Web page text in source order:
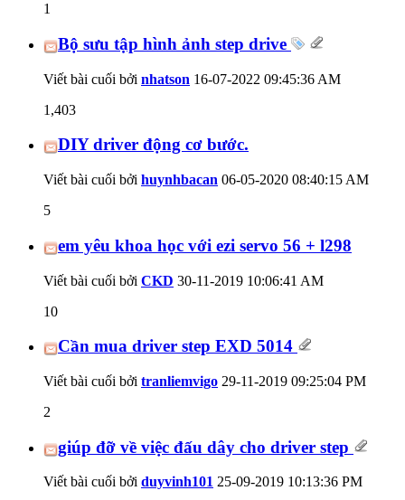
1
Bộ sưu tập hình ảnh step drive
Viết bài cuối bởi nhatson 16-07-2022 09:45:36 AM
1,403
DIY driver động cơ bước.
Viết bài cuối bởi huynhbacan 06-05-2020 08:40:15 AM
5
em yêu khoa học với ezi servo 56 + l298
Viết bài cuối bởi CKD 30-11-2019 10:06:41 AM
10
Cần mua driver step EXD 5014
Viết bài cuối bởi tranliemvigo 29-11-2019 09:25:04 PM
2
giúp đỡ về việc đấu dây cho driver step
Viết bài cuối bởi duyvinh101 25-09-2019 10:13:36 PM